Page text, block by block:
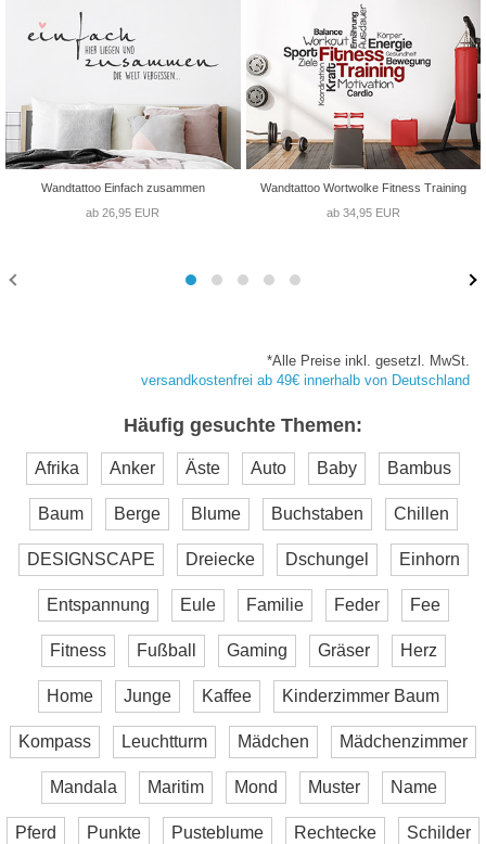
Wandtattoo Einfach zusammen
ab 26,95 EUR
Wandtattoo Wortwolke Fitness Training
ab 34,95 EUR
*Alle Preise inkl. gesetzl. MwSt.
versandkostenfrei ab 49€ innerhalb von Deutschland
Häufig gesuchte Themen:
Afrika Anker Äste Auto Baby Bambus
Baum Berge Blume Buchstaben Chillen
DESIGNSCAPE Dreiecke Dschungel Einhorn
Entspannung Eule Familie Feder Fee
Fitness Fußball Gaming Gräser Herz
Home Junge Kaffee Kinderzimmer Baum
Kompass Leuchtturm Mädchen Mädchenzimmer
Mandala Maritim Mond Muster Name
Pferd Punkte Pusteblume Rechtecke Schilder